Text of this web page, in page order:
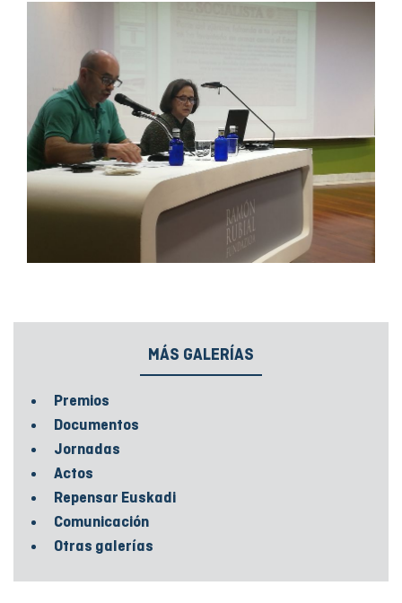
MÁS GALERÍAS
Premios
Documentos
Jornadas
Actos
Repensar Euskadi
Comunicación
Otras galerías